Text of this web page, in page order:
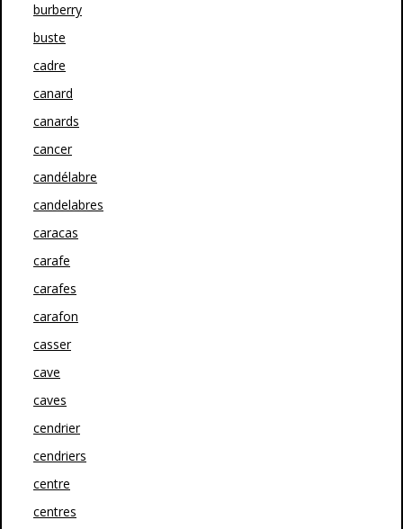
burberry
buste
cadre
canard
canards
cancer
candélabre
candelabres
caracas
carafe
carafes
carafon
casser
cave
caves
cendrier
cendriers
centre
centres